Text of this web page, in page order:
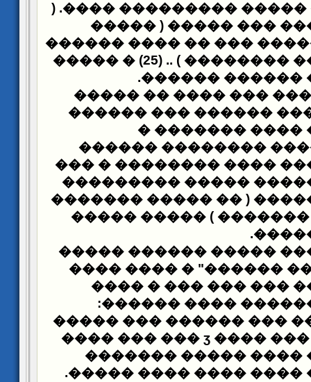
���� ��������� �����
) .
���� ���� ���
�������� ������� ���
�������� ) .. (25) � �����
��� ��� �����
.
���� ��� ���� ��
��� ���� �� ����
��
������� �
�������� ������
���� ���� ����� ����
��� ���� ��������
����� ��� ������� ( ��
����������� �������
.
����� ������ �����
�� "������ ����
���
��� � ����
����� �����
:
���
������ ��� �����
�� �����ӡ ���� ��� ���ơ ��� ��� ����
�� ������
�������
������ �� ��� ����
.